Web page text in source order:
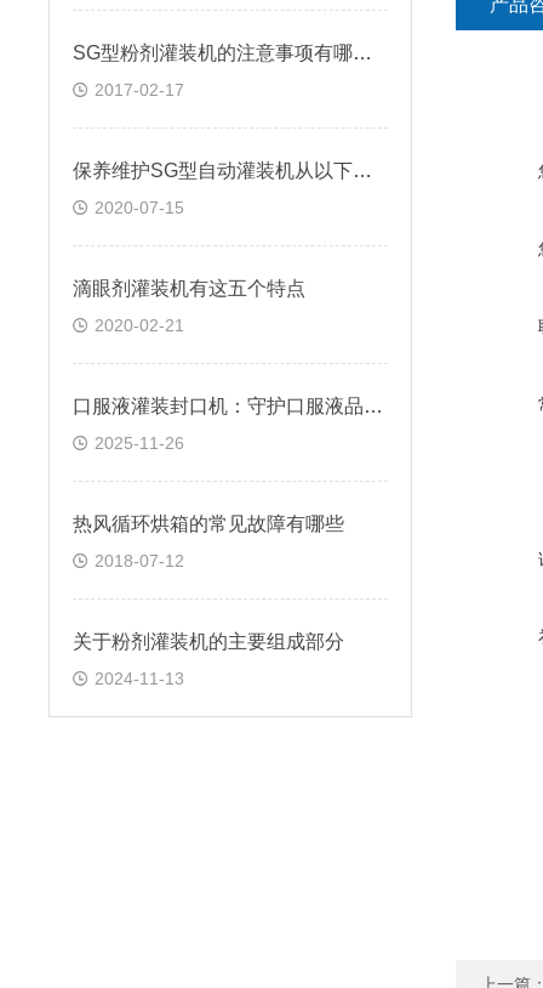
产品
SG型粉剂灌装机的注意事项有哪些？
2017-02-17
保养维护SG型自动灌装机从以下几点入手
2020-07-15
滴眼剂灌装机有这五个特点
2020-02-21
口服液灌装封口机：守护口服液品质的卫士
2025-11-26
热风循环烘箱的常见故障有哪些
2018-07-12
关于粉剂灌装机的主要组成部分
2024-11-13